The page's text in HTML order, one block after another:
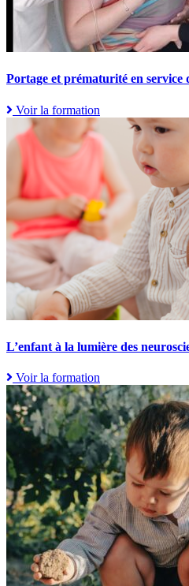
Portage et prématurité en service
Voir la formation
L’enfant à la lumière des
Voir la formation